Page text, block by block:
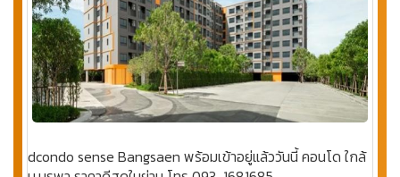
dcondo sense Bangsaen พร้อมเข้าอยู่แล้ววันนี้ คอนโด ใกล้